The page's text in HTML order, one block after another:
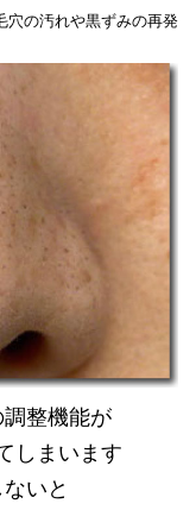
穴の汚れや黒ずみの再発
整機能が
しまいます
ないと